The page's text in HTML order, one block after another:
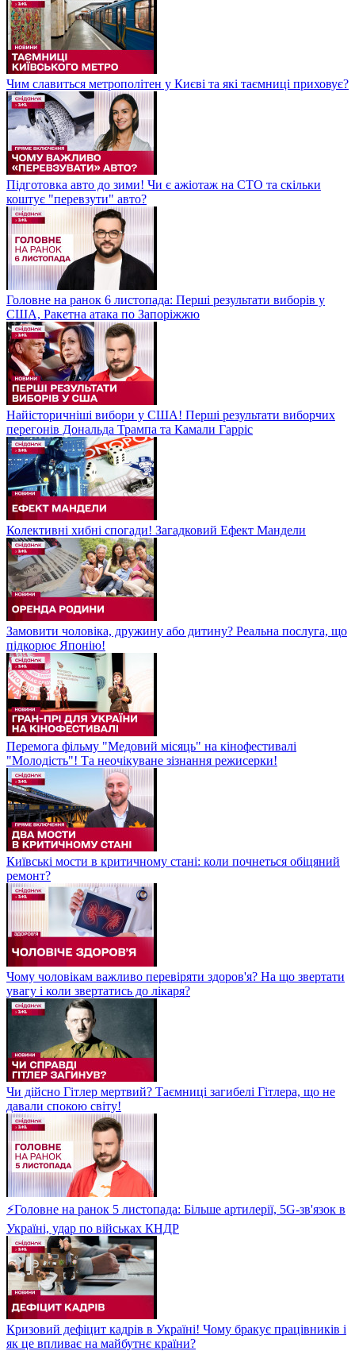
Чим славиться метрополітен у Києві та які таємниці приховує?
Підготовка авто до зими! Чи є ажіотаж на СТО та скільки
коштує "перевзути" авто?
Головне на ранок 6 листопада: Перші результати виборів у
США, Ракетна атака по Запоріжжю
Найісторичніші вибори у США! Перші результати виборчих
перегонів Дональда Трампа та Камали Гарріс
Колективні хибні спогади! Загадковий Ефект Мандели
Замовити чоловіка, дружину або дитину? Реальна послуга, що
підкорює Японію!
Перемога фільму "Медовий місяць" на кінофестивалі
"Молодість"! Та неочікуване зізнання режисерки!
Київські мости в критичному стані: коли почнеться обіцяний
ремонт?
Чому чоловікам важливо перевіряти здоров'я? На що звертати
увагу і коли звертатись до лікаря?
Чи дійсно Гітлер мертвий? Таємниці загибелі Гітлера, що не
давали спокою світу!
⚡Головне на ранок 5 листопада: Більше артилерії, 5G-зв'язок в
Україні, удар по військах КНДР
Кризовий дефіцит кадрів в Україні! Чому бракує працівників і
як це впливає на майбутнє країни?